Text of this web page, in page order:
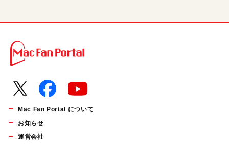
Mac Fan Portal について
お知らせ
運営会社